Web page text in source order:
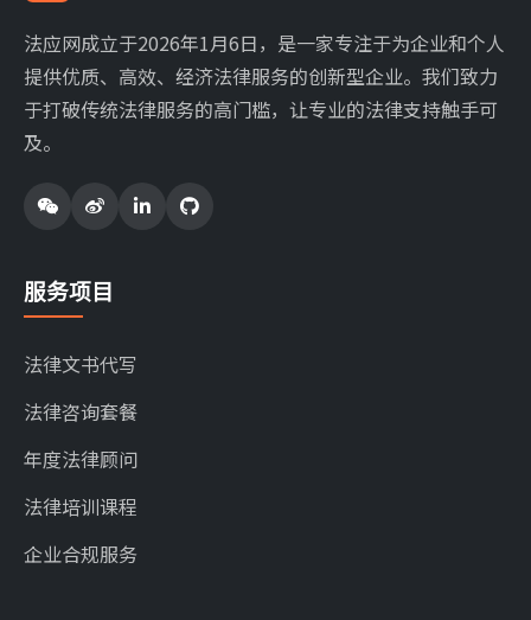
法应网成立于2026年1月6日，是一家专注于为企业和个人
提供优质、高效、经济法律服务的创新型企业。我们致力
于打破传统法律服务的高门槛，让专业的法律支持触手可
及。
服务项目
法律文书代写
法律咨询套餐
年度法律顾问
法律培训课程
企业合规服务